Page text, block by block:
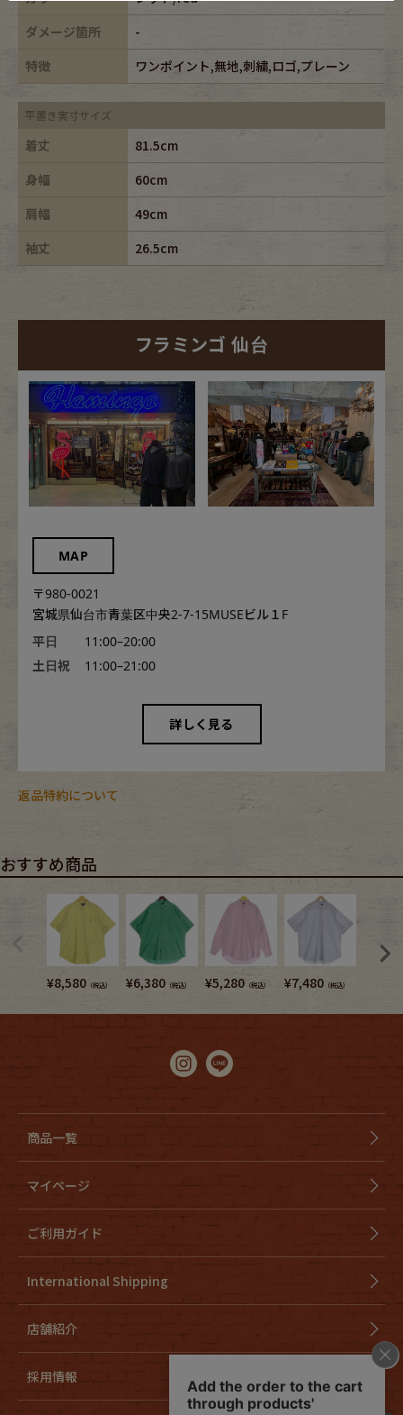
ダメージ箇所
-
特徴
ワンポイント,無地,刺繍,ロゴ,プレーン
平置き実寸サイズ
着丈
81.5cm
身幅
60cm
肩幅
49cm
袖丈
26.5cm
フラミンゴ 仙台
MAP
〒980-0021
宮城県仙台市青葉区中央2-7-15MUSEビル１F
平日
11:00–20:00
土日祝
11:00–21:00
詳しく見る
返品特約について
おすすめ商品
¥8,580 （税込） ¥6,380 （税込） ¥5,280 （税込） ¥7,480 （税込）
商品一覧
マイページ
ご利用ガイド
International Shipping
店舗紹介
採用情報